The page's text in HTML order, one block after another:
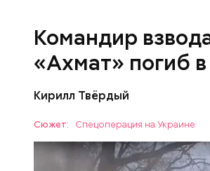
Командир
«Ахмат» погиб
Кирилл Твёрдый
Сюжет: Спецоперация на Украине